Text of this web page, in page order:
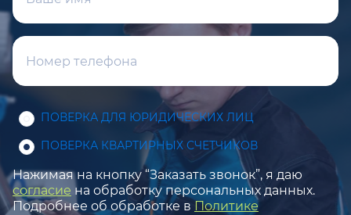
ПОВЕРКА ДЛЯ ЮРИДИЧЕСКИХ ЛИЦ
ПОВЕРКА КВАРТИРНЫХ СЧЕТЧИКОВ
Нажимая на кнопку “Заказать звонок”, я даю
согласие на обработку персональных данных.
Подробнее об обработке в Политике